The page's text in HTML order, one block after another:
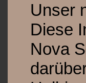
Unser
Diese
Nova